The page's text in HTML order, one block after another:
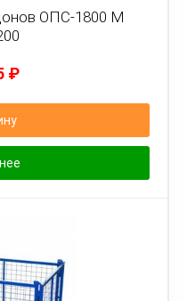
ОПС-1800 М
₽